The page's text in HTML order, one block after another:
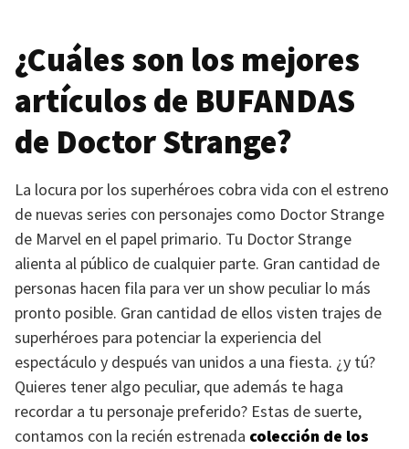
¿Cuáles son los mejores
artículos de BUFANDAS
de Doctor Strange?
La locura por los superhéroes cobra vida con el estreno
de nuevas series con personajes como Doctor Strange
de Marvel en el papel primario. Tu Doctor Strange
alienta al público de cualquier parte. Gran cantidad de
personas hacen fila para ver un show peculiar lo más
pronto posible. Gran cantidad de ellos visten trajes de
superhéroes para potenciar la experiencia del
espectáculo y después van unidos a una fiesta. ¿y tú?
Quieres tener algo peculiar, que además te haga
recordar a tu personaje preferido? Estas de suerte,
contamos con la recién estrenada colección de los